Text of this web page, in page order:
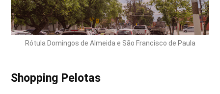
Rótula Domingos de Almeida e São Francisco de Paula
Shopping Pelotas